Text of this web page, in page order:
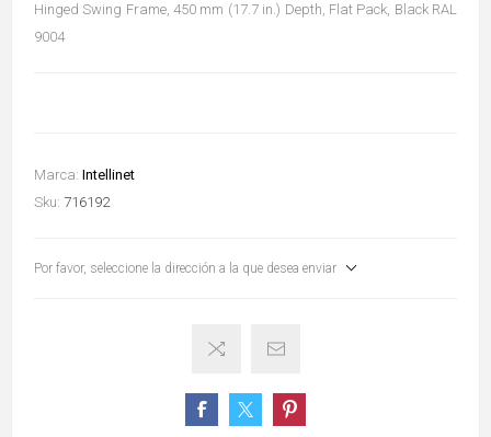
Hinged Swing Frame, 450 mm (17.7 in.) Depth, Flat Pack, Black RAL
9004
Marca: Intellinet
Sku: 716192
Por favor, seleccione la dirección a la que desea enviar